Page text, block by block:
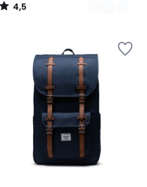
4,5
/